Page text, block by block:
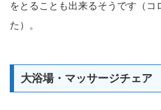
をとることも出来るそうです（コ
た）。
大浴場・マッサージチェア